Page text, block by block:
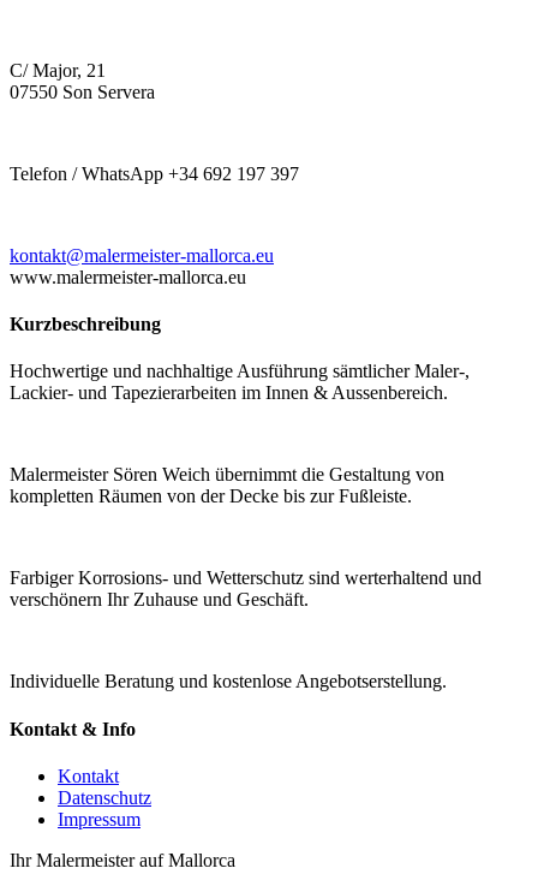
C/ Major, 21
07550 Son Servera
Telefon / WhatsApp +34 692 197 397
kontakt@malermeister-mallorca.eu
www.malermeister-mallorca.eu
Kurzbeschreibung
Hochwertige und nachhaltige Ausführung sämtlicher Maler-,
Lackier- und Tapezierarbeiten im Innen & Aussenbereich.
Malermeister Sören Weich übernimmt die Gestaltung von
kompletten Räumen von der Decke bis zur Fußleiste.
Farbiger Korrosions- und Wetterschutz sind werterhaltend und
verschönern Ihr Zuhause und Geschäft.
Individuelle Beratung und kostenlose Angebotserstellung.
Kontakt & Info
Kontakt
Datenschutz
Impressum
Ihr Malermeister auf Mallorca